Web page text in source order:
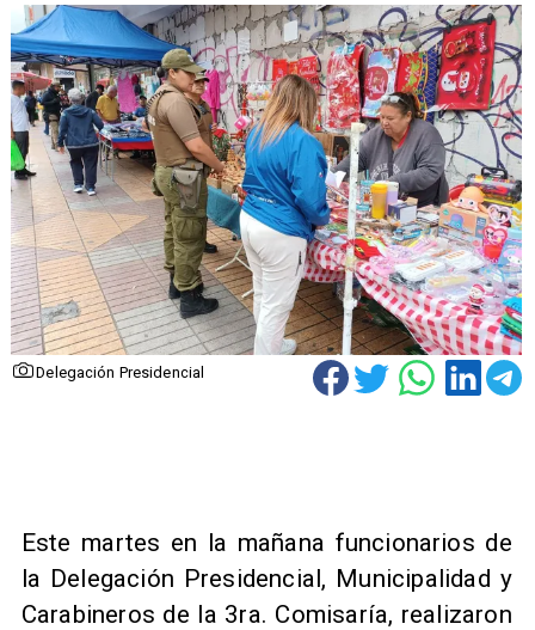
Delegación Presidencial
Este martes en la mañana funcionarios de
la Delegación Presidencial, Municipalidad y
Carabineros de la 3ra. Comisaría, realizaron